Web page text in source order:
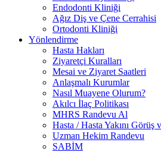
Endodonti Kliniği
Ağız Diş ve Çene Cerrahisi
Ortodonti Kliniği
Yönlendirme
Hasta Hakları
Ziyaretçi Kuralları
Mesai ve Ziyaret Saatleri
Anlaşmalı Kurumlar
Nasıl Muayene Olurum?
Akılcı İlaç Politikası
MHRS Randevu Al
Hasta / Hasta Yakını Görüş
Uzman Hekim Randevu
SABİM